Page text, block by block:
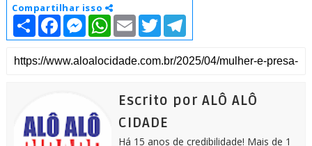
Compartilhar isso
S
h
a
e
F
c
b
M
e
s
e
W
h
a
t
s
E
m
a
l
T
i
t
t
T
l
e
g
m
Escrito por ALÔ ALÔ
CIDADE
Há 15 anos de credibilidade! Mais de 1